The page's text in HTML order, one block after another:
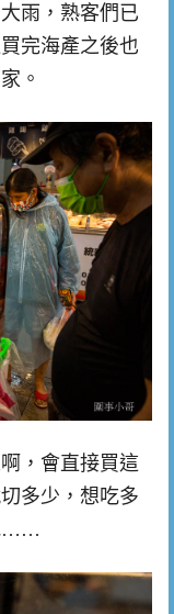
雨，熟客們已
完海產之後也
。
，會直接買這
多少，想吃多
……